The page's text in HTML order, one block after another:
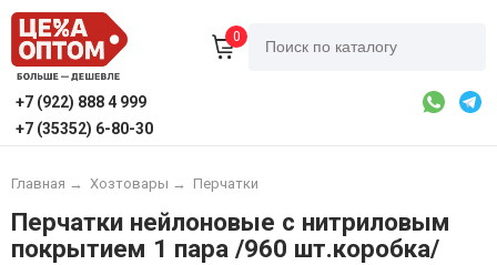
0
+7 (922) 888 4 999
+7 (35352) 6-80-30
Главная → Хозтовары → Перчатки
Перчатки нейлоновые с нитриловым
покрытием 1 пара /960 шт.коробка/